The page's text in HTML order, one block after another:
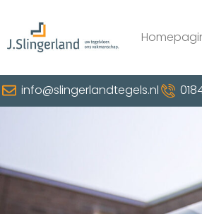
info@slingerlandtegels.nl